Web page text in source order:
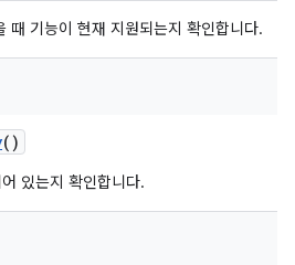
때 기능이 현재 지원되는지 확인합니다.
()
있는지 확인합니다.